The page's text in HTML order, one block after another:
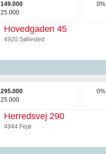
149.000
25.000
0%
Hovedgaden 45
4920 Søllested
295.000
25.000
0%
Herredsvej 290
4944 Fejø